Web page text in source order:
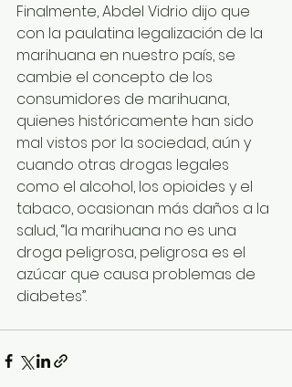
Finalmente, Abdel Vidrio dijo que
con la paulatina legalización de la
marihuana en nuestro país, se
cambie el concepto de los
consumidores de marihuana,
quienes históricamente han sido
mal vistos por la sociedad, aún y
cuando otras drogas legales
como el alcohol, los opioides y el
tabaco, ocasionan más daños a la
salud, “la marihuana no es una
droga peligrosa, peligrosa es el
azúcar que causa problemas de
diabetes”.